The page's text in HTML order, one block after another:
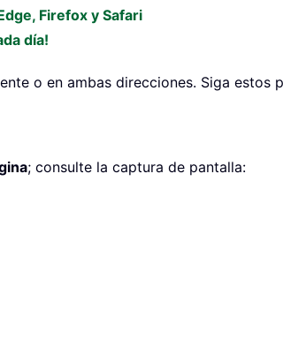
Firefox y Safari
día!
o en ambas direcciones. Siga estos
; consulte la captura de pantalla: